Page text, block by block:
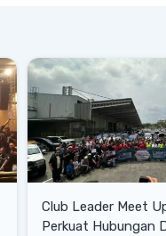
Club Leader Meet
Perkuat Hubungan